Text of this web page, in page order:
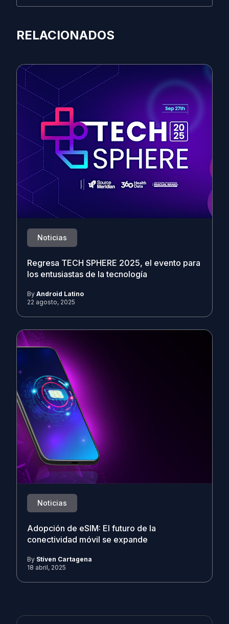
RELACIONADOS
Noticias
Regresa TECH SPHERE 2025, el evento para
los entusiastas de la tecnología
By Android Latino
22 agosto, 2025
Noticias
Adopción de eSIM: El futuro de la
conectividad móvil se expande
By Stiven Cartagena
18 abril, 2025